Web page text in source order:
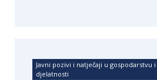
Javni pozivi i natječaji u gospodarstvu
djelatnosti